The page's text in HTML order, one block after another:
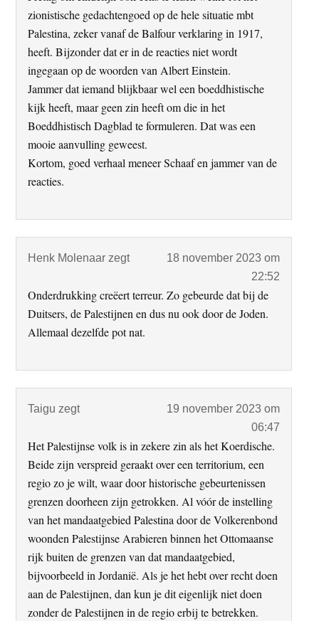
zionistische gedachtengoed op de hele situatie mbt
Palestina, zeker vanaf de Balfour verklaring in 1917,
heeft. Bijzonder dat er in de reacties niet wordt
ingegaan op de woorden van Albert Einstein.
Jammer dat iemand blijkbaar wel een boeddhistische
kijk heeft, maar geen zin heeft om die in het
Boeddhistisch Dagblad te formuleren. Dat was een
mooie aanvulling geweest.
Kortom, goed verhaal meneer Schaaf en jammer van de
reacties.
Henk Molenaar zegt
18 november 2023 om
22:52
Onderdrukking creëert terreur. Zo gebeurde dat bij de
Duitsers, de Palestijnen en dus nu ook door de Joden.
Allemaal dezelfde pot nat.
Taigu zegt
19 november 2023 om
06:47
Het Palestijnse volk is in zekere zin als het Koerdische.
Beide zijn verspreid geraakt over een territorium, een
regio zo je wilt, waar door historische gebeurtenissen
grenzen doorheen zijn getrokken. Al vóór de instelling
van het mandaatgebied Palestina door de Volkerenbond
woonden Palestijnse Arabieren binnen het Ottomaanse
rijk buiten de grenzen van dat mandaatgebied,
bijvoorbeeld in Jordanië. Als je het hebt over recht doen
aan de Palestijnen, dan kun je dit eigenlijk niet doen
zonder de Palestijnen in de regio erbij te betrekken.